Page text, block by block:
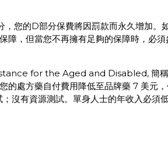
您的D部分保費將因罰款而永久增加。
障，但當您不再擁有足夠的保障時，必
for the Aged and Disabled, 簡稱
的處方藥自付費用降低至品牌藥 7 美元
沒有資源測試。單身人士的年收入必須